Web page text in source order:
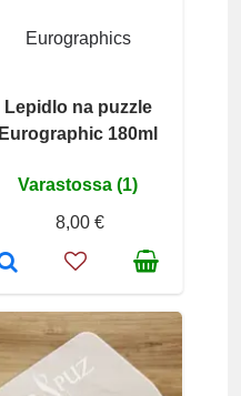
Eurographics
Lepidlo na puzzle
Eurographic 180ml
Varastossa (1)
8,00 €